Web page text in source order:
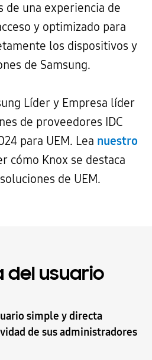
de una experiencia de
y optimizado para
los dispositivos y
de Samsung.
Líder y Empresa líder
de proveedores IDC
para UEM. Lea nuestro
cómo Knox se destaca
de UEM.
del usuario
simple y directa
de sus administradores